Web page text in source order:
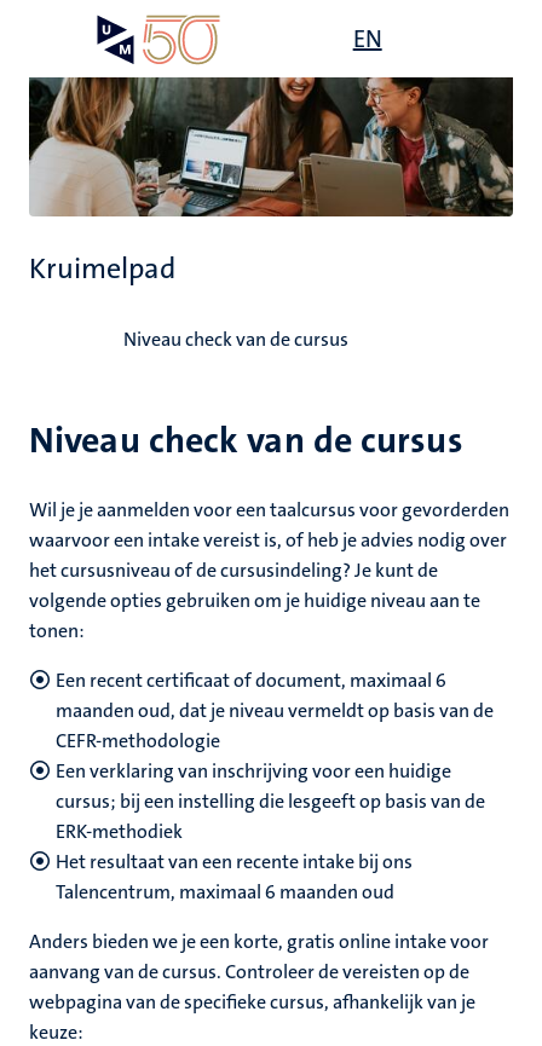
naar
inhoud
gaan
EN
the
Kruimelpad
Niveau check van de cursus
Niveau check van de cursus
Wil je je aanmelden voor een taalcursus voor gevorderden
waarvoor een intake vereist is, of heb je advies nodig over
het cursusniveau of de cursusindeling? Je kunt de
volgende opties gebruiken om je huidige niveau aan te
tonen:
Een recent certificaat of document, maximaal 6
maanden oud, dat je niveau vermeldt op basis van de
CEFR-methodologie
Een verklaring van inschrijving voor een huidige
cursus; bij een instelling die lesgeeft op basis van de
ERK-methodiek
Het resultaat van een recente intake bij ons
Talencentrum, maximaal 6 maanden oud
Anders bieden we je een korte, gratis online intake voor
aanvang van de cursus. Controleer de vereisten op de
webpagina van de specifieke cursus, afhankelijk van je
keuze: